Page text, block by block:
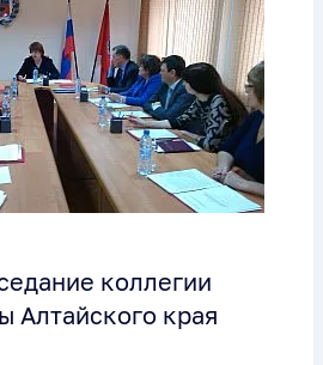
коллегии
Алтайского края